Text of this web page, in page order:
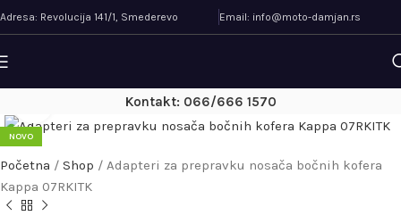
Adresa: Revolucija 141/1, Smederevo Email: info@moto-damjan.rs
Kontakt: 066/666 1570
NOVO
Početna / Shop / Adapteri za prepravku nosača bočnih kofera
Kappa 07RKITK